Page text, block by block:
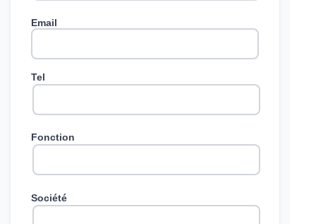
Email
Tel
Fonction
Société